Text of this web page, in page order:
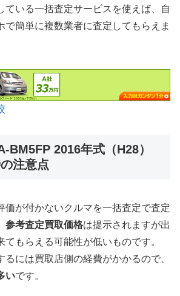
ている一括査定サービスを使えば、自
で簡単に複数業者に査定してもらえま
BM5FP 2016年式（H28）
注意点
価が付かないクルマを一括査定で査定
参考査定買取価格は提示されますが出
てもらえる可能性が低いものです。
るには買取店側の経費がかかるので、
いです。